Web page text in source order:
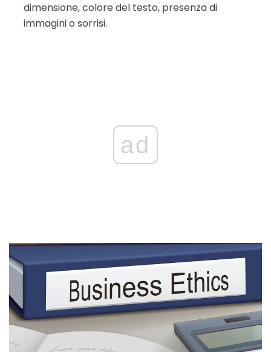
dimensione, colore del testo, presenza di
immagini o sorrisi.
ad